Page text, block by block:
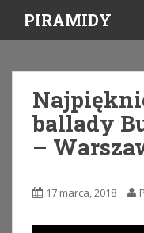
i
PIRAMIDY
ballady
–
17 marca, 2018